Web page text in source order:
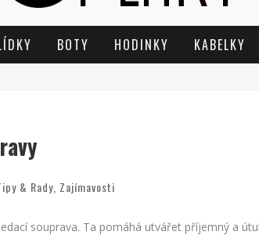
BOTY HODINKY KABELKY
& Rady Zajímavosti
souprava. Ta pomáhá utvářet příjemný a